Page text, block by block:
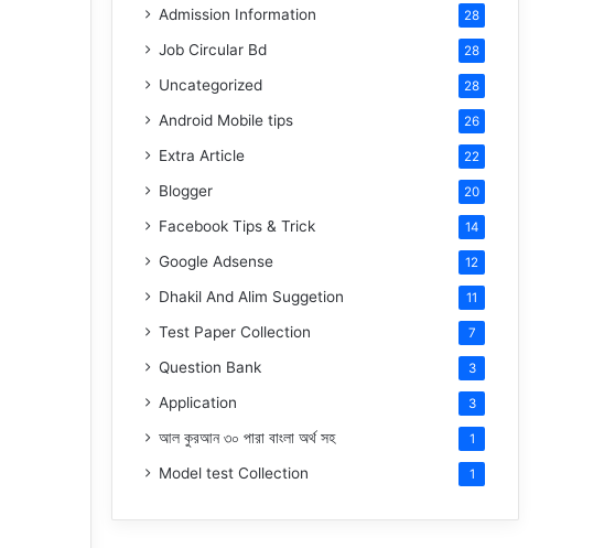
Admission Information 28
Job Circular Bd 28
Uncategorized 28
Android Mobile tips 26
Extra Article 22
Blogger 20
Facebook Tips & Trick 14
Google Adsense 12
Dhakil And Alim Suggetion 11
Test Paper Collection 7
Question Bank 3
Application 3
আল কুরআন ৩০ পারা বাংলা অর্থ সহ 1
Model test Collection 1